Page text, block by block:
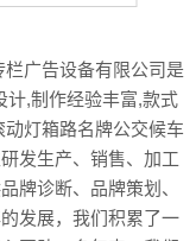
广告设备有限公司是
计,制作经验丰富,款式
灯箱路名牌公交候车
发生产、销售、加工
牌诊断、品牌策划、
发展，我们积累了一